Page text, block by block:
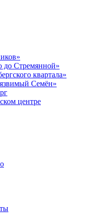
до Стремянной»
квартала»
Семён»
центре